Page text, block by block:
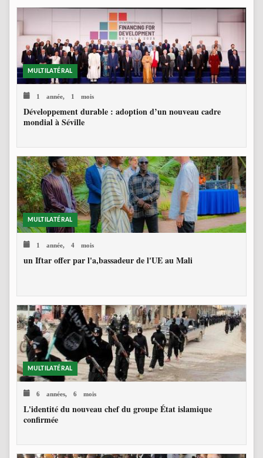
MULTILATÉRAL
1 année, 1 mois
Développement durable : adoption d’un nouveau cadre
mondial à Séville
MULTILATÉRAL
1 année, 4 mois
un Iftar offer par l'a,bassadeur de l'UE au Mali
MULTILATÉRAL
6 années, 6 mois
L'identité du nouveau chef du groupe État islamique
confirmée